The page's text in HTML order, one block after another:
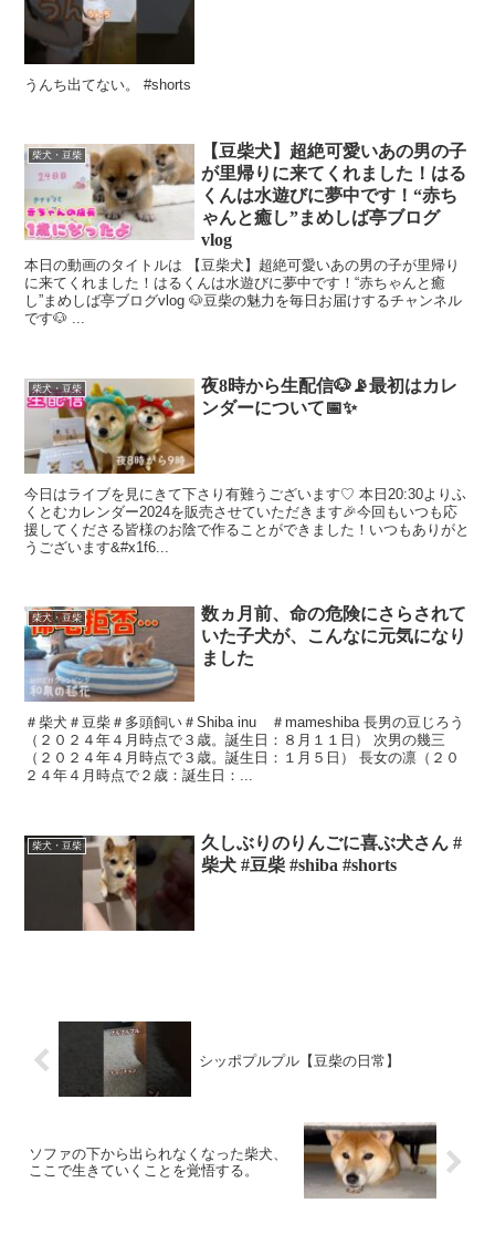
うんち出てない。 #shorts
柴犬・豆柴
【豆柴犬】超絶可愛いあの男の子
が里帰りに来てくれました！はる
くんは水遊びに夢中です！“赤ち
ゃんと癒し”まめしば亭ブログ
vlog
本日の動画のタイトルは 【豆柴犬】超絶可愛いあの男の子が里帰り
に来てくれました！はるくんは水遊びに夢中です！“赤ちゃんと癒
し”まめしば亭ブログvlog 🐶豆柴の魅力を毎日お届けするチャンネル
です🐶 ...
柴犬・豆柴
夜8時から生配信🐶📡最初はカレ
ンダーについて📅✨
今日はライブを見にきて下さり有難うございます♡ 本日20:30よりふ
くとむカレンダー2024を販売させていただきます🎉今回もいつも応
援してくださる皆様のお陰で作ることができました！いつもありがと
うございます&#x1f6...
柴犬・豆柴
数ヵ月前、命の危険にさらされて
いた子犬が、こんなに元気になり
ました
＃柴犬＃豆柴＃多頭飼い＃Shiba inu ＃mameshiba 長男の豆じろう
（２０２４年４月時点で３歳。誕生日：８月１１日） 次男の幾三
（２０２４年４月時点で３歳。誕生日：１月５日） 長女の凛（２０
２４年４月時点で２歳：誕生日：...
柴犬・豆柴
久しぶりのりんごに喜ぶ犬さん #
柴犬 #豆柴 #shiba #shorts
シッポプルプル【豆柴の日常】
ソファの下から出られなくなった柴犬、
ここで生きていくことを覚悟する。